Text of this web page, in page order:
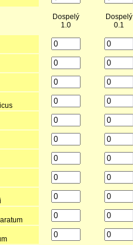
Dospelý
1.0
Dospelý
0.1